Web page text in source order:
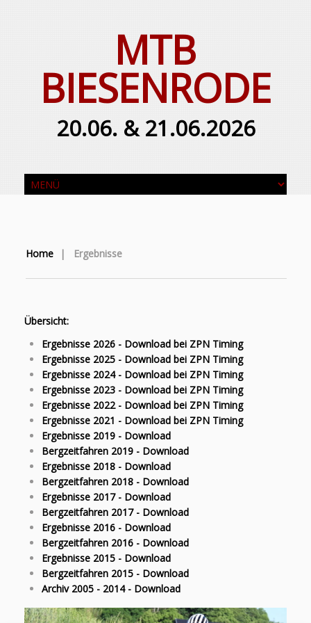
MTB
BIESENRODE
20.06. & 21.06.2026
Home | Ergebnisse
Übersicht:
Ergebnisse 2026 - Download bei ZPN Timing
Ergebnisse 2025 - Download bei ZPN Timing
Ergebnisse 2024 - Download bei ZPN Timing
Ergebnisse 2023 - Download bei ZPN Timing
Ergebnisse 2022 - Download bei ZPN Timing
Ergebnisse 2021 - Download bei ZPN Timing
Ergebnisse 2019 - Download
Bergzeitfahren 2019 - Download
Ergebnisse 2018 - Download
Bergzeitfahren 2018 - Download
Ergebnisse 2017 - Download
Bergzeitfahren 2017 - Download
Ergebnisse 2016 - Download
Bergzeitfahren 2016 - Download
Ergebnisse 2015 - Download
Bergzeitfahren 2015 - Download
Archiv 2005 - 2014 - Download